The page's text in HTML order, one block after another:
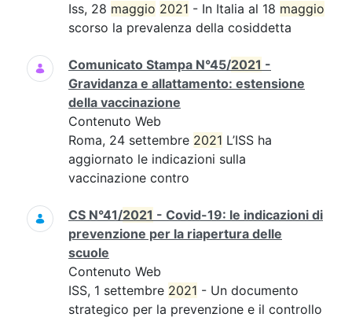
Iss, 28 maggio 2021 - In Italia al 18 maggio
scorso la prevalenza della cosiddetta
Comunicato Stampa N°45/2021 -
Gravidanza e allattamento: estensione
della vaccinazione
Contenuto Web
Roma, 24 settembre 2021 L’ISS ha
aggiornato le indicazioni sulla
vaccinazione contro
CS N°41/2021 - Covid-19: le indicazioni di
prevenzione per la riapertura delle
scuole
Contenuto Web
ISS, 1 settembre 2021 - Un documento
strategico per la prevenzione e il controllo